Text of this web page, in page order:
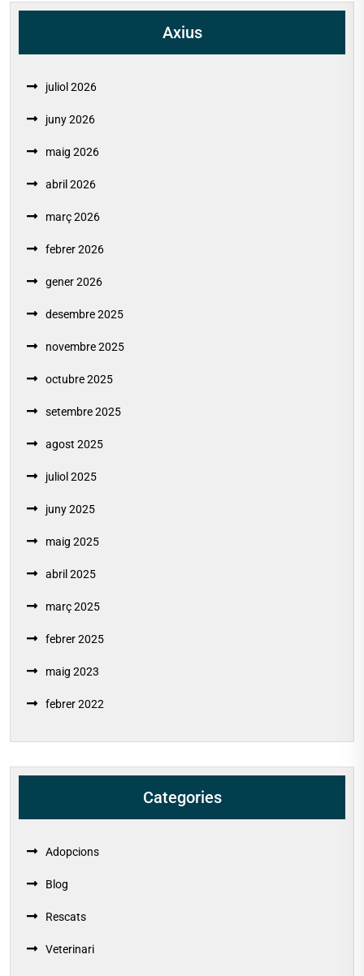
Axius
juliol 2026
juny 2026
maig 2026
abril 2026
març 2026
febrer 2026
gener 2026
desembre 2025
novembre 2025
octubre 2025
setembre 2025
agost 2025
juliol 2025
juny 2025
maig 2025
abril 2025
març 2025
febrer 2025
maig 2023
febrer 2022
Categories
Adopcions
Blog
Rescats
Veterinari